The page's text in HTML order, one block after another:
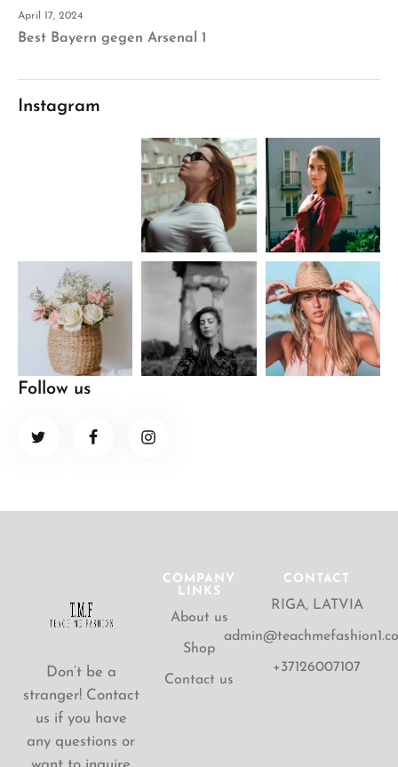
April 17, 2024
Best Bayern gegen Arsenal 1
Instagram
Follow us
Don’t be a
stranger! Contact
us if you have
any questions or
COMPANY
LINKS
About us
Shop
Contact us
CONTACT
RIGA, LATVIA
+37126007107